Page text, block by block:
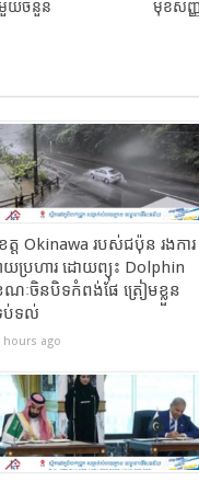
មួយចំនួន
មុខសញ្
ត្ត Okinawa របស់ជប៉ុន រងការ
យប្រហារ ដោយព្យុះ Dolphin
ណៈចិនបិទកំពង់ផែ ត្រៀមខ្លួន
ប់ទល់
hours ago